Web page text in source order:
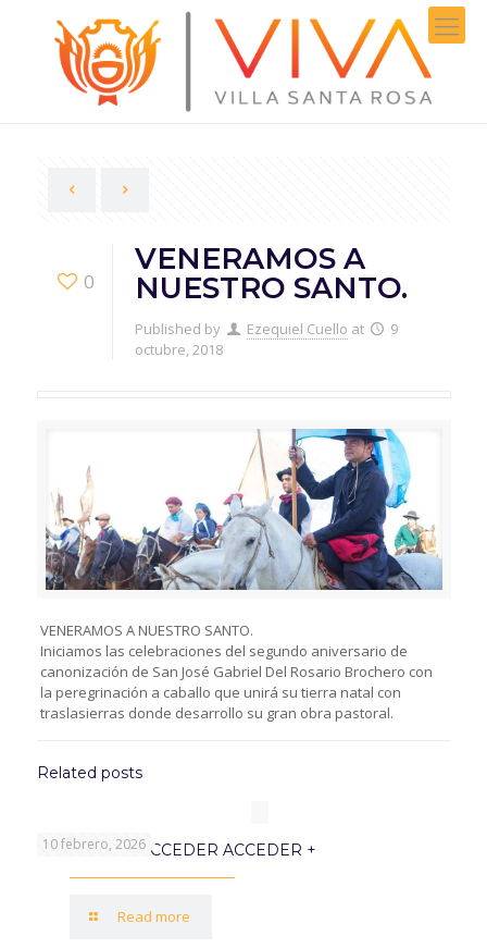
0
VENERAMOS A
NUESTRO SANTO.
Published by Ezequiel Cuello at
9
octubre, 2018
VENERAMOS A NUESTRO SANTO.
Iniciamos las celebraciones del segundo aniversario de
canonización de San José Gabriel Del Rosario Brochero con
la peregrinación a caballo que unirá su tierra natal con
traslasierras donde desarrollo su gran obra pastoral.
Related posts
10 febrero, 2026
PROGRAMA ACCEDER ACCEDER +
Read more